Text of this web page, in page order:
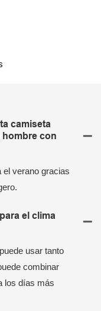
camiseta
hombre con
verano gracias
el clima
usar tanto
combinar
los días más